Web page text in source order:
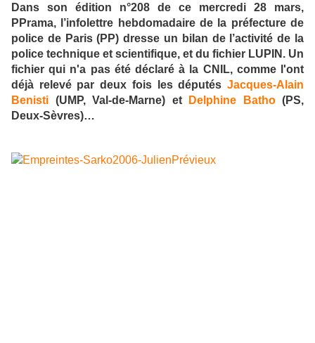
Dans son édition n°208 de ce mercredi 28 mars,
PPrama, l’infolettre hebdomadaire de la préfecture de
police de Paris (PP) dresse un bilan de l’activité de la
police technique et scientifique, et du fichier LUPIN. Un
fichier qui n'a pas été déclaré à la CNIL, comme l'ont
déjà relevé par deux fois les députés Jacques-Alain
Benisti (UMP, Val-de-Marne) et Delphine Batho(PS,
Deux-Sèvres)…